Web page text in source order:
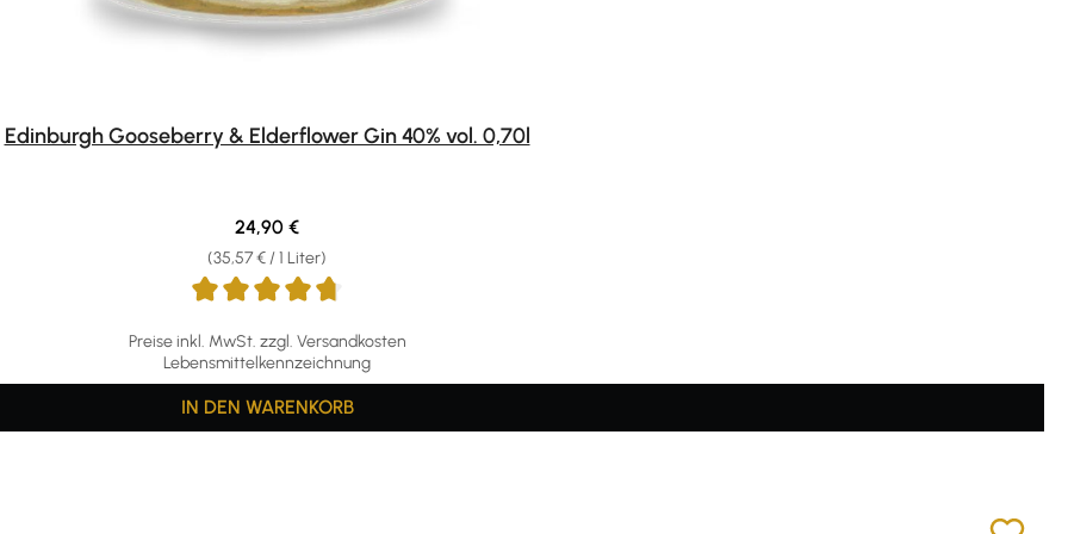
Edinburgh Gooseberry & Elderflower Gin 40% vol. 0,70l
Preise inkl. MwSt. zzgl. Versandkosten
Lebensmittelkennzeichnung
(35,57 € / 1 Liter)
Regulärer Preis:
24,90 €
IN DEN WARENKORB